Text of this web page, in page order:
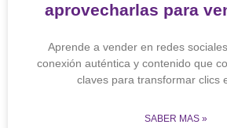
aprovecharlas para
Aprende a vender en redes
conexión auténtica y contenido que
claves para transformar clics
SABER MAS »